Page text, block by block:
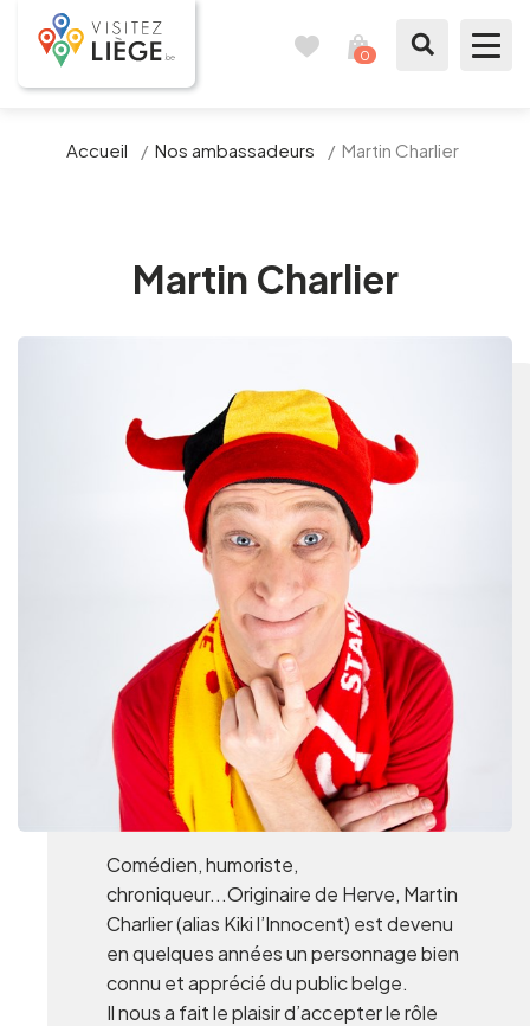
0
Préparer mon séjour
Suivez-nous
Groupes et voyagistes
NL DE
Accueil / Nos ambassadeurs / Martin Charlier
Martin Charlier
Comédien, humoriste,
chroniqueur...Originaire de Herve, Martin
Charlier (alias Kiki l’Innocent) est devenu
en quelques années un personnage bien
connu et apprécié du public belge.
Il nous a fait le plaisir d’accepter le rôle